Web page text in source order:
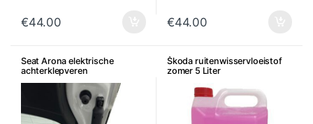
€44.00 €44.00
Seat Arona elektrische
achterklepveren
Škoda ruitenwisservloeistof
zomer 5 Liter